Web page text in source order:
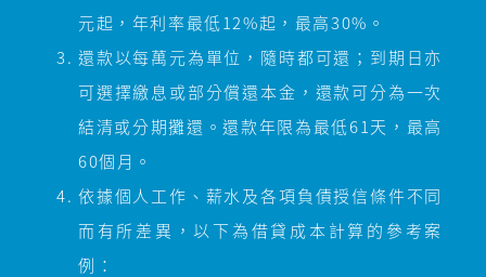
元起，年利率最低12%起，最高30%。
還款以每萬元為單位，隨時都可還；到期日亦
可選擇繳息或部分償還本金，還款可分為一次
結清或分期攤還。還款年限為最低61天，最高
60個月。
依據個人工作、薪水及各項負債授信條件不同
而有所差異，以下為借貸成本計算的參考案
例：